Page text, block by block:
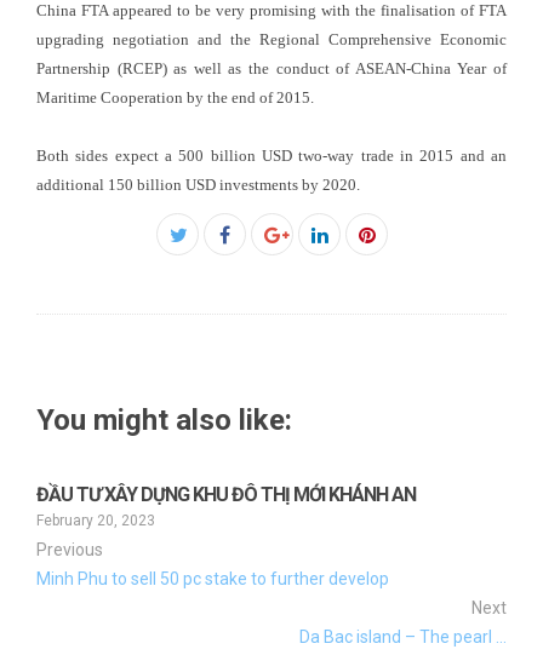
China FTA appeared to be very promising with the finalisation of FTA
upgrading negotiation and the Regional Comprehensive Economic
Partnership (RCEP) as well as the conduct of ASEAN-China Year of
Maritime Cooperation by the end of 2015.
Both sides expect a 500 billion USD two-way trade in 2015 and an
additional 150 billion USD investments by 2020.
Facebook
You might also like:
ĐẦU TƯ XÂY DỰNG KHU ĐÔ THỊ MỚI KHÁNH AN
February 20, 2023
Previous
Minh Phu to sell 50 pc stake to further develop
Next
Da Bac island – The pearl …